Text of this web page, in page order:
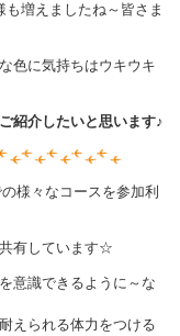
増えましたね～皆さま
色に気持ちはウキウキ
紹介したいと思います♪
様々なコースを参加利
有しています☆
意識できるように～な
えられる体力をつける